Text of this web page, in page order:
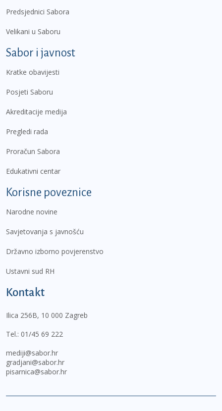
Predsjednici Sabora
Velikani u Saboru
Sabor i javnost
Kratke obavijesti
Posjeti Saboru
Akreditacije medija
Pregledi rada
Proračun Sabora
Edukativni centar
Korisne poveznice
Narodne novine
Savjetovanja s javnošću
Državno izborno povjerenstvo
Ustavni sud RH
Kontakt
Ilica 256B, 10 000 Zagreb
Tel.: 01/45 69 222
mediji@sabor.hr
gradjani@sabor.hr
pisarnica@sabor.hr